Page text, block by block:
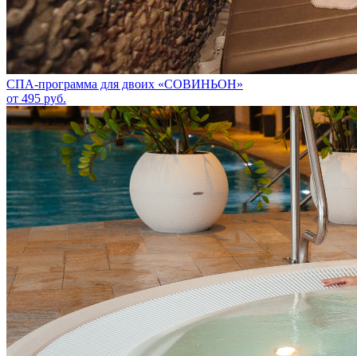
СПА-программа для двоих «СОВИНЬОН»
от 495 руб.